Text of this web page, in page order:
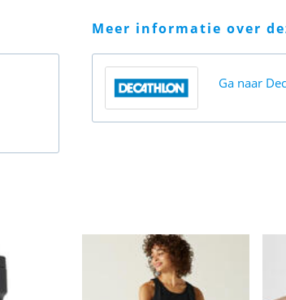
meer informatie over
Ga naar